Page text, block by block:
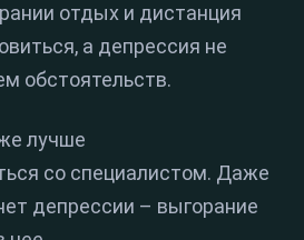
отдых и дистанция
а депрессия не
обстоятельств.
лучше
со специалистом. Даже
депрессии – выгорание